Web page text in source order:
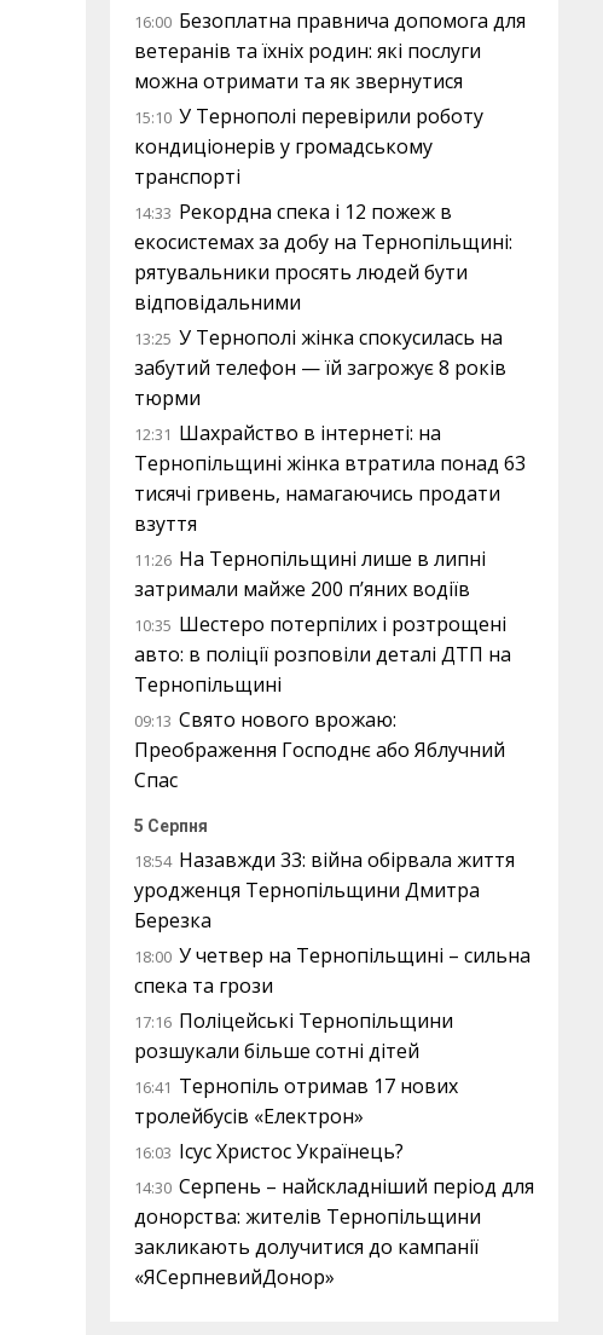
16:00 Безоплатна правнича допомога для
ветеранів та їхніх родин: які послуги
можна отримати та як звернутися
15:10 У Тернополі перевірили роботу
кондиціонерів у громадському
транспорті
14:33 Рекордна спека і 12 пожеж в
екосистемах за добу на Тернопільщині:
рятувальники просять людей бути
відповідальними
13:25 У Тернополі жінка спокусилась на
забутий телефон — їй загрожує 8 років
тюрми
12:31 Шахрайство в інтернеті: на
Тернопільщині жінка втратила понад 63
тисячі гривень, намагаючись продати
взуття
11:26 На Тернопільщині лише в липні
затримали майже 200 п’яних водіїв
10:35 Шестеро потерпілих і розтрощені
авто: в поліції розповіли деталі ДТП на
Тернопільщині
09:13 Свято нового врожаю:
Преображення Господнє або Яблучний
Спас
5 Серпня
18:54 Назавжди 33: війна обірвала життя
уродженця Тернопільщини Дмитра
Березка
18:00 У четвер на Тернопільщині – сильна
спека та грози
17:16 Поліцейські Тернопільщини
розшукали більше сотні дітей
16:41 Тернопіль отримав 17 нових
тролейбусів «Електрон»
16:03 Ісус Христос Українець?
14:30 Серпень – найскладніший період для
донорства: жителів Тернопільщини
закликають долучитися до кампанії
«ЯСерпневийДонор»